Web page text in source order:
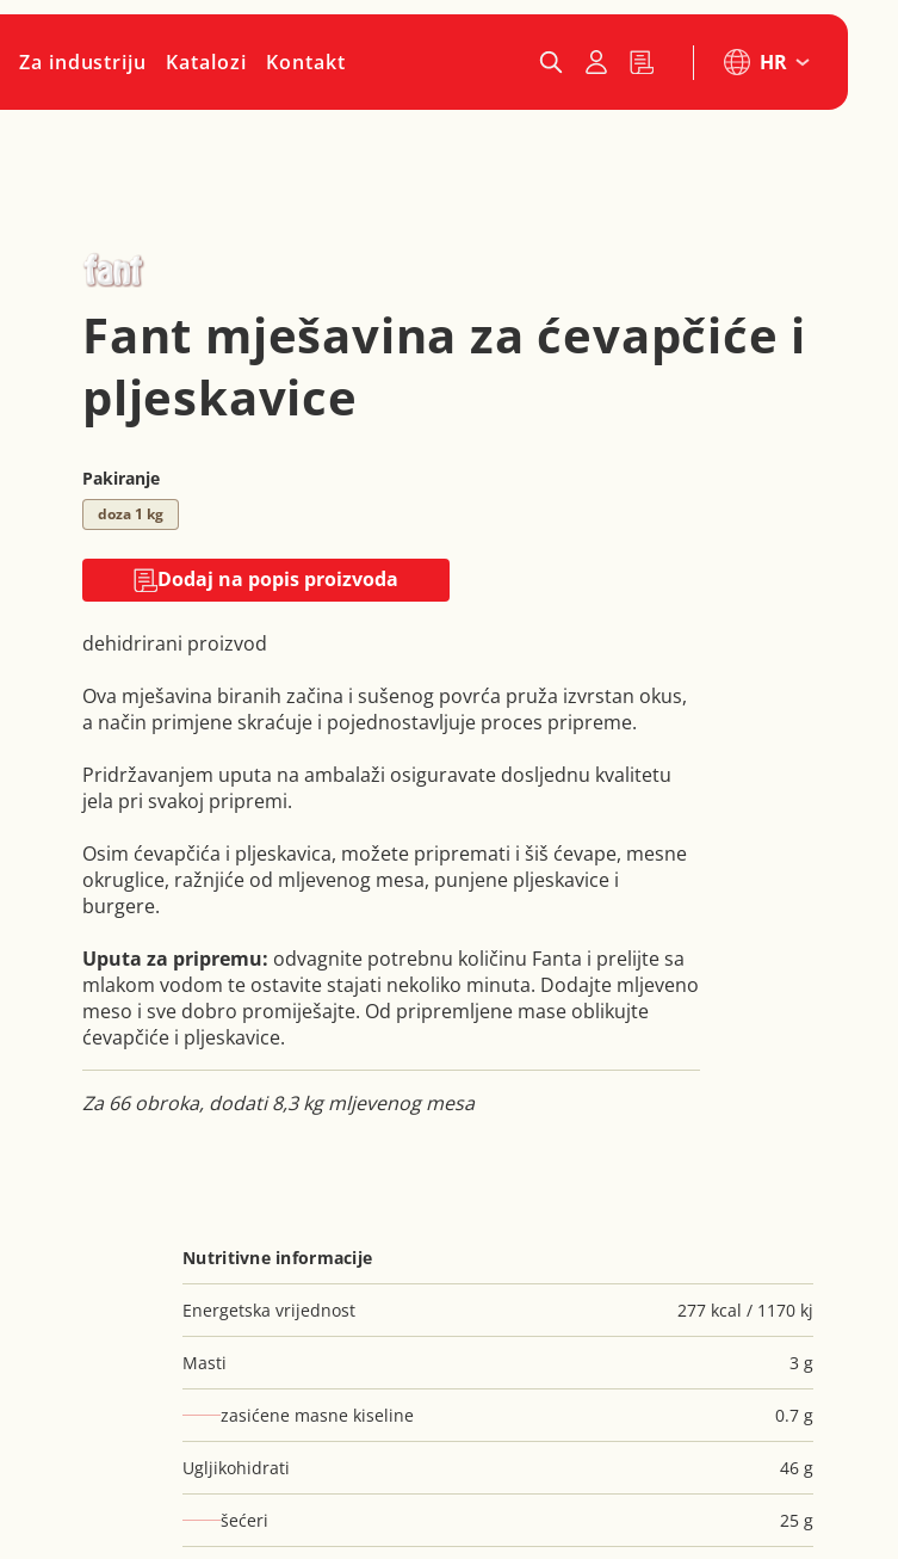
Za industriju Katalozi Kontakt HR
Fant mješavina za ćevapčiće i
pljeskavice
Pakiranje
doza 1 kg
Dodaj na popis proizvoda
dehidrirani proizvod
Ova mješavina biranih začina i sušenog povrća pruža izvrstan okus,
a način primjene skraćuje i pojednostavljuje proces pripreme.
Pridržavanjem uputa na ambalaži osiguravate dosljednu kvalitetu
jela pri svakoj pripremi.
Osim ćevapčića i pljeskavica, možete pripremati i šiš ćevape, mesne
okruglice, ražnjiće od mljevenog mesa, punjene pljeskavice i
burgere.
Uputa za pripremu: odvagnite potrebnu količinu Fanta i prelijte sa
mlakom vodom te ostavite stajati nekoliko minuta. Dodajte mljeveno
meso i sve dobro promiješajte. Od pripremljene mase oblikujte
ćevapčiće i pljeskavice.
Za 66 obroka, dodati 8,3 kg mljevenog mesa
Nutritivne informacije
Energetska vrijednost 277 kcal / 1170 kj
Masti 3 g
zasićene masne kiseline 0.7 g
Ugljikohidrati 46 g
šećeri 25 g